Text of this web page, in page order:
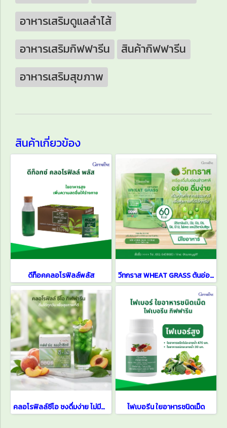
อาหารเสริมดูแลลำไส้
อาหารเสริมกิฟฟารีน
สินค้ากิฟฟารีน
อาหารเสริมสุขภาพ
สินค้าเกี่ยวข้อง
ดีท็อคคลอโรฟิลล์พลัส วีทกราส WHEAT GRASS ต้นอ่อนข้าวสาลี
คลอโรฟิลล์ซีโอ ชงดื่มง่าย ไม่มีน้ำตาล ไฟเบอรีน ใยอาหารชนิดเม็ด